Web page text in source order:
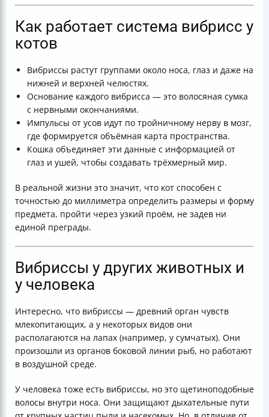
Как работает система вибрисс у
котов
Вибриссы растут группами около носа, глаз и даже на
нижней и верхней челюстях.
Основание каждого вибрисса — это волосяная сумка
с нервными окончаниями.
Импульсы от усов идут по тройничному нерву в мозг,
где формируется объёмная карта пространства.
Кошка объединяет эти данные с информацией от
глаз и ушей, чтобы создавать трёхмерный мир.
В реальной жизни это значит, что кот способен с
точностью до миллиметра определить размеры и форму
предмета, пройти через узкий проём, не задев ни
единой преграды.
Вибриссы у других животных и
у человека
Интересно, что вибриссы — древний орган чувств
млекопитающих, а у некоторых видов они
располагаются на лапах (например, у сумчатых). Они
произошли из органов боковой линии рыб, но работают
в воздушной среде.
У человека тоже есть вибриссы, но это щетиноподобные
волосы внутри носа. Они защищают дыхательные пути